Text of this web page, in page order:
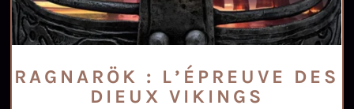
RAGNARÖK : L’ÉPREUVE DES
DIEUX VIKINGS